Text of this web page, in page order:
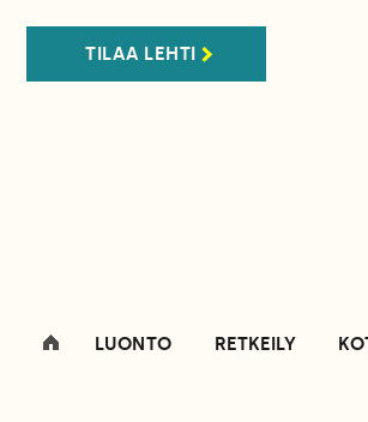
TILAA LEHTI
LUONTO RETKEILY